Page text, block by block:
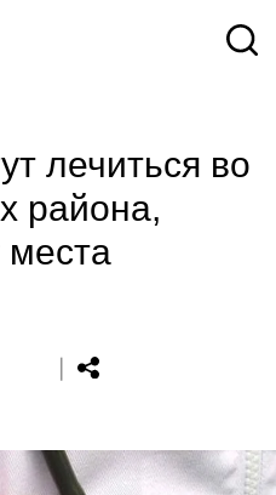
лечиться во
района,
места